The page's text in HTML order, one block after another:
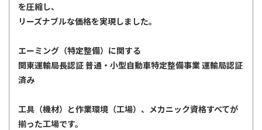
を圧縮し、
リーズナブルな価格を実現しました。
エーミング（特定整備）に関する
関東運輸局長認証 普通・小型自動車特定整備事業 運輸局認証
済み
工具（機材）と作業環境（工場）、メカニック資格すべてが
揃った工場です。